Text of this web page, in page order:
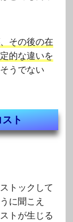
その後の在
的な違いを
うでない
スト
トックして
に聞こえ
トが生じる